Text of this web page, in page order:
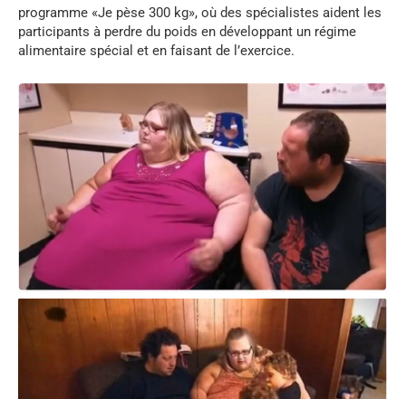
programme «Je pèse 300 kg», où des spécialistes aident les
participants à perdre du poids en développant un régime
alimentaire spécial et en faisant de l’exercice.